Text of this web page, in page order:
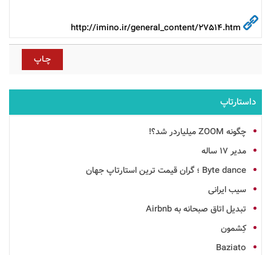
داستارتاپ
چگونه ZOOM میلیاردر شد؟!
مدیر 17 ساله
Byte dance ؛ گران قیمت ترین استارتاپ جهان
سیب ایرانی
تبدیل اتاق صبحانه به Airbnb
کِشمون
Baziato